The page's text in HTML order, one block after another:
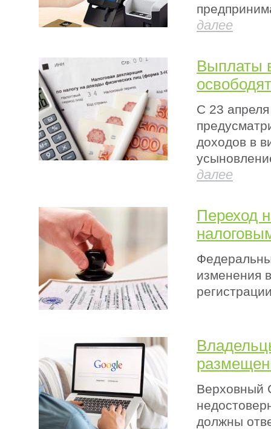
далее
Выплаты
С 23
доходов в
далее
Переход
изменения
Верховный
должны